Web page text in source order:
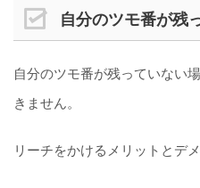
自分のツモ番が残
自分のツモ番が残っていない
きません。
リーチをかけるメリットとデ